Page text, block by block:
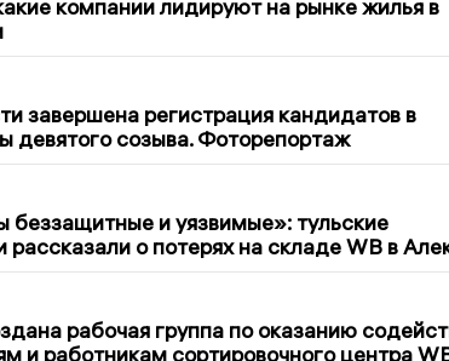
компании лидируют на рынке жилья в
завершена регистрация кандидатов в
девятого созыва. Фоторепортаж
беззащитные и уязвимые»: тульские
о потерях на складе WB в
рабочая группа по оказанию
и работникам сортировочного центра